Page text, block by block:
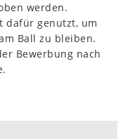
werden.
dafür genutzt, um
Ball zu bleiben.
Bewerbung nach